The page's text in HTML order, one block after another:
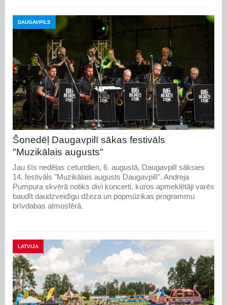
DAUGAVPILS
Šonedēļ Daugavpilī sākas festivāls
"Muzikālais augusts"
Jau šīs nedēļas ceturtdien, 6. augustā, Daugavpilī sāksies
14. festivāls "Muzikālais augusts Daugavpilī". Andreja
Pumpura skvērā notiks divi koncerti, kuros apmeklētāji varēs
baudīt daudzveidīgu džeza un popmūzikas programmu
brīvdabas atmosfērā.
LATVIJA